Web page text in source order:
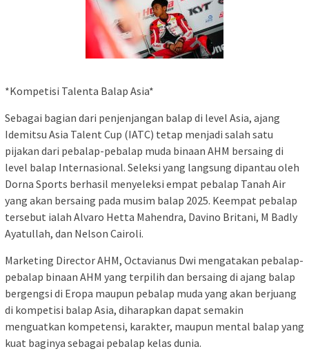
*Kompetisi Talenta Balap Asia*
Sebagai bagian dari penjenjangan balap di level Asia, ajang
Idemitsu Asia Talent Cup (IATC) tetap menjadi salah satu
pijakan dari pebalap-pebalap muda binaan AHM bersaing di
level balap Internasional. Seleksi yang langsung dipantau oleh
Dorna Sports berhasil menyeleksi empat pebalap Tanah Air
yang akan bersaing pada musim balap 2025. Keempat pebalap
tersebut ialah Alvaro Hetta Mahendra, Davino Britani, M Badly
Ayatullah, dan Nelson Cairoli.
Marketing Director AHM, Octavianus Dwi mengatakan pebalap-
pebalap binaan AHM yang terpilih dan bersaing di ajang balap
bergengsi di Eropa maupun pebalap muda yang akan berjuang
di kompetisi balap Asia, diharapkan dapat semakin
menguatkan kompetensi, karakter, maupun mental balap yang
kuat baginya sebagai pebalap kelas dunia.